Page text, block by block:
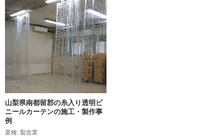
山梨県南都留郡の糸入り透明ビ
ニールカーテンの施工・製作事
例
業種: 製造業